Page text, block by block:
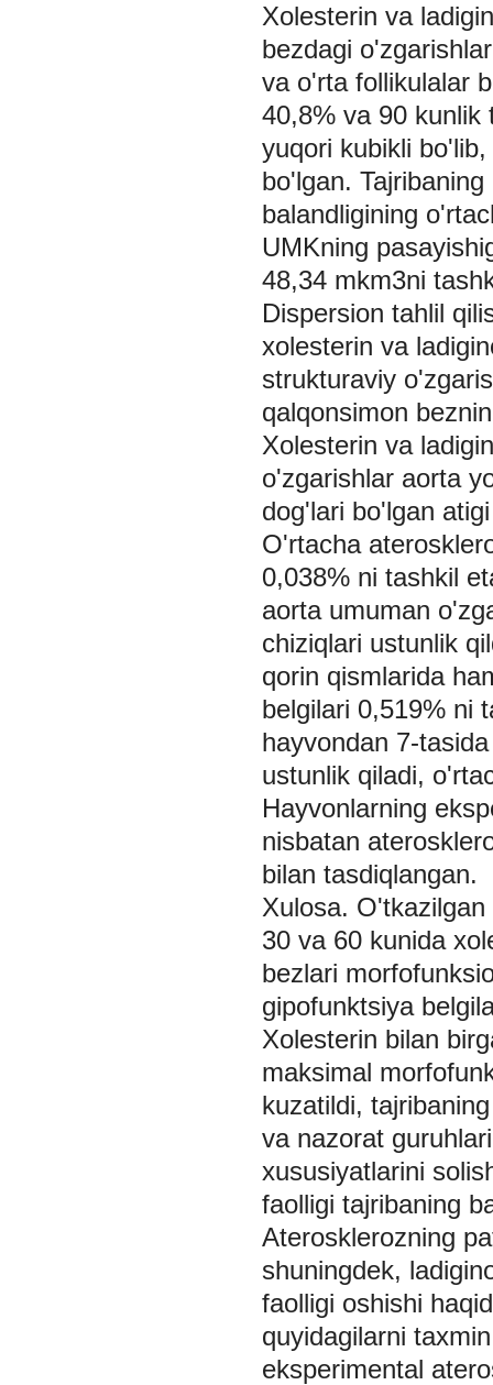
Хolesterin va
bezdagi
va o'rta follikulalar
40,8% va 90 kunlik
yuqori kubikli
bo'lgan.
balandligining
UMKning
48,34 mkm3ni
Dispersiоn tahlil
xolesterin va
strukturaviy
qalqonsimon
Xolesterin va
o'zgarishlar aorta
dog'lari bo'lgan
O'rtacha
0,038% ni tashkil
aorta umuman
chiziqlari ustunlik
qorin qismlarida
belgilari 0,519% ni
hayvondan 7-
ustunlik qiladi,
Hayvonlarning
nisbatan
bilan tasdiqlangan.
Xulosa.
30 va 60 kunida
bezlari
gipofunktsiya
Xolesterin bilan
maksimal
kuzatildi,
va nazorat
xususiyatlarini
faolligi tajribaning
Aterosklerozning
shuningdek,
faolligi oshishi
quyidagilarni
eksperimental